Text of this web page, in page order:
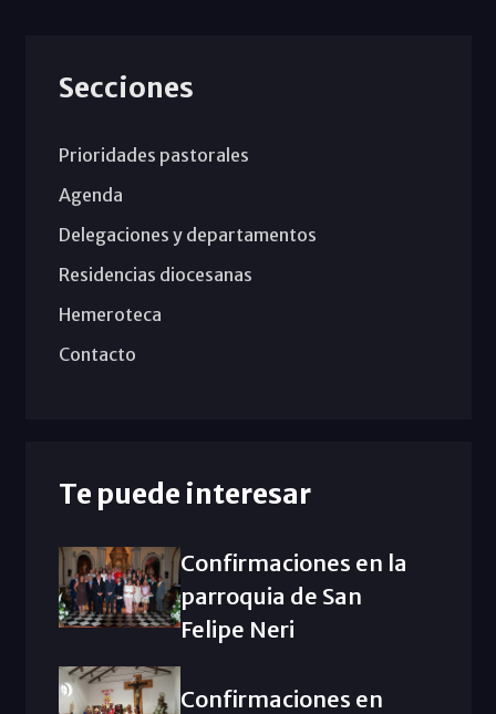
Secciones
Prioridades pastorales
Agenda
Delegaciones y departamentos
Residencias diocesanas
Hemeroteca
Contacto
Te puede interesar
Confirmaciones en la
parroquia de San
Felipe Neri
Confirmaciones en